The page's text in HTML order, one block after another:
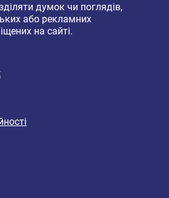
думок чи поглядів,
або рекламних
на сайті.